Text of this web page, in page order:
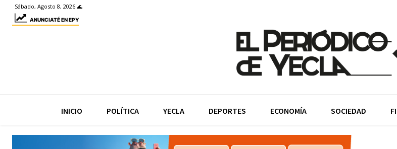
Sábado, Agosto 8, 2026 🌊
ANUNCIATÉ EN EPY
INICIO POLÍTICA YECLA DEPORTES ECONOMÍA SOCIEDAD